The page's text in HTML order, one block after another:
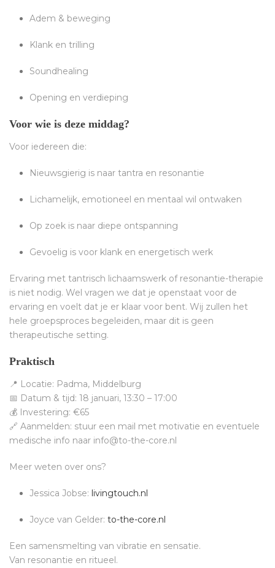
Adem & beweging
Klank en trilling
Soundhealing
Opening en verdieping
Voor wie is deze middag?
Voor iedereen die:
Nieuwsgierig is naar tantra en resonantie
Lichamelijk, emotioneel en mentaal wil ontwaken
Op zoek is naar diepe ontspanning
Gevoelig is voor klank en energetisch werk
Ervaring met tantrisch lichaamswerk of resonantie-therapie
is niet nodig. Wel vragen we dat je openstaat voor de
ervaring en voelt dat je er klaar voor bent. Wij zullen het
hele groepsproces begeleiden, maar dit is geen
therapeutische setting.
Praktisch
📍 Locatie: Padma, Middelburg
📅 Datum & tijd: 18 januari, 13:30 – 17:00
💰 Investering: €65
🔗 Aanmelden: stuur een mail met motivatie en eventuele
medische info naar info@to-the-core.nl
Meer weten over ons?
Jessica Jobse: livingtouch.nl
Joyce van Gelder: to-the-core.nl
Een samensmelting van vibratie en sensatie.
Van resonantie en ritueel.